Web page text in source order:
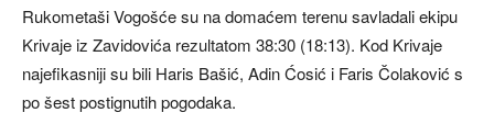
Rukometaši Vogošće su na domaćem terenu savladali ekipu
Krivaje iz Zavidovića rezultatom 38:30 (18:13). Kod Krivaje
najefikasniji su bili Haris Bašić, Adin Ćosić i Faris Čolaković s
po šest postignutih pogodaka.